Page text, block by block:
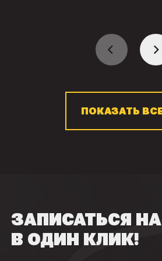
ПОКАЗАТЬ
ЗАПИСАТЬСЯ
В ОДИН КЛИК!